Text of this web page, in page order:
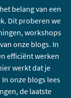
belang van een
Dit proberen we
workshops
onze blogs. In
efficiënt werken
werkt dat je
onze blogs lees
de laatste